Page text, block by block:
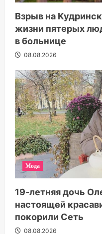
Взрыв на
жизни пятерых
в больнице
08.08.2026
Мода
19-летняя дочь
настоящей
покорили Сеть
08.08.2026